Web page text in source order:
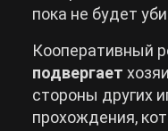
пока не будет
Кооперативный
подвергает
стороны других
прохождения,